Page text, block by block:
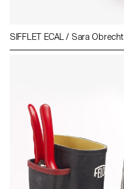
SIFFLET ECAL / Sara Obrecht